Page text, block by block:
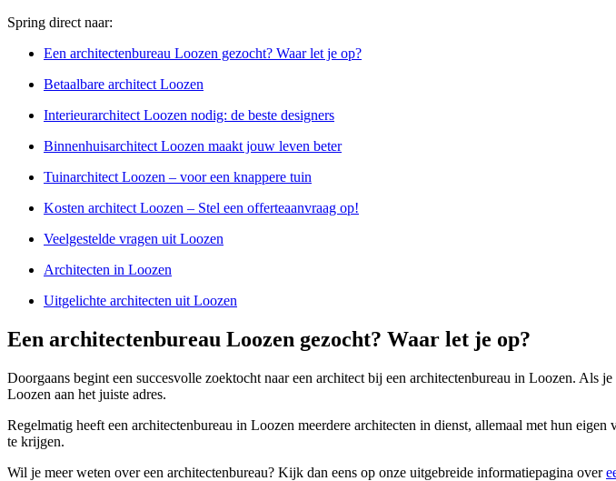
Spring direct naar:
Een architectenbureau Loozen gezocht? Waar let je op?
Betaalbare architect Loozen
Interieurarchitect Loozen nodig: de beste designers
Binnenhuisarchitect Loozen maakt jouw leven beter
Tuinarchitect Loozen – voor een knappere tuin
Kosten architect Loozen – Stel een offerteaanvraag op!
Veelgestelde vragen uit Loozen
Architecten in Loozen
Uitgelichte architecten uit Loozen
Een architectenbureau Loozen gezocht? Waar let je op?
Doorgaans begint een succesvolle zoektocht naar een architect bij een architectenbureau in Loozen. Als
Loozen aan het juiste adres.
Regelmatig heeft een architectenbureau in Loozen meerdere architecten in dienst, allemaal met hun
te krijgen.
Wil je meer weten over een architectenbureau? Kijk dan eens op onze uitgebreide informatiepagina over